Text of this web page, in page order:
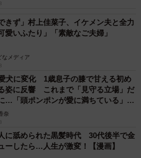
きず」村上佳菜子、イケメン夫と全力
愛いふたり」「素敵なご夫婦」
なメディア
犬に変化 1歳息子の膝で甘える初め
姿に反響 これまで「見守る立場」だ
…「頭ポンポンが愛に満ちている」
奈
に舐められた黒髪時代 30代後半で金
ーしたら…人生が激変！【漫画】